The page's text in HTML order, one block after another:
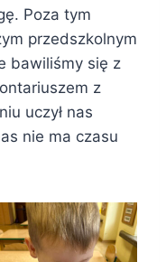
Poza tym
przedszkolnym
bawiliśmy się z
z
uczył nas
nie ma czasu